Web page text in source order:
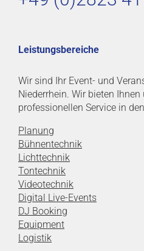
Leistungsbereiche
Wir sind Ihr Event- und
Niederrhein. Wir bieten
professionellen Service in
Planung
Bühnentechnik
Lichttechnik
Tontechnik
Videotechnik
Digital Live-Events
DJ Booking
Equipment
Logistik